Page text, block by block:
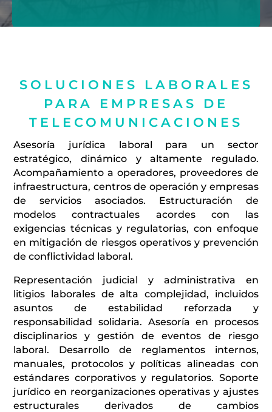
SOLUCIONES LABORALES
PARA EMPRESAS DE
TELECOMUNICACIONES
Asesoría jurídica laboral para un sector
estratégico, dinámico y altamente regulado.
Acompañamiento a operadores, proveedores de
infraestructura, centros de operación y empresas
de servicios asociados. Estructuración de
modelos contractuales acordes con las
exigencias técnicas y regulatorias, con enfoque
en mitigación de riesgos operativos y prevención
de conflictividad laboral.
Representación judicial y administrativa en
litigios laborales de alta complejidad, incluidos
asuntos de estabilidad reforzada y
responsabilidad solidaria. Asesoría en procesos
disciplinarios y gestión de eventos de riesgo
laboral. Desarrollo de reglamentos internos,
manuales, protocolos y políticas alineadas con
estándares corporativos y regulatorios. Soporte
jurídico en reorganizaciones operativas y ajustes
estructurales derivados de cambios